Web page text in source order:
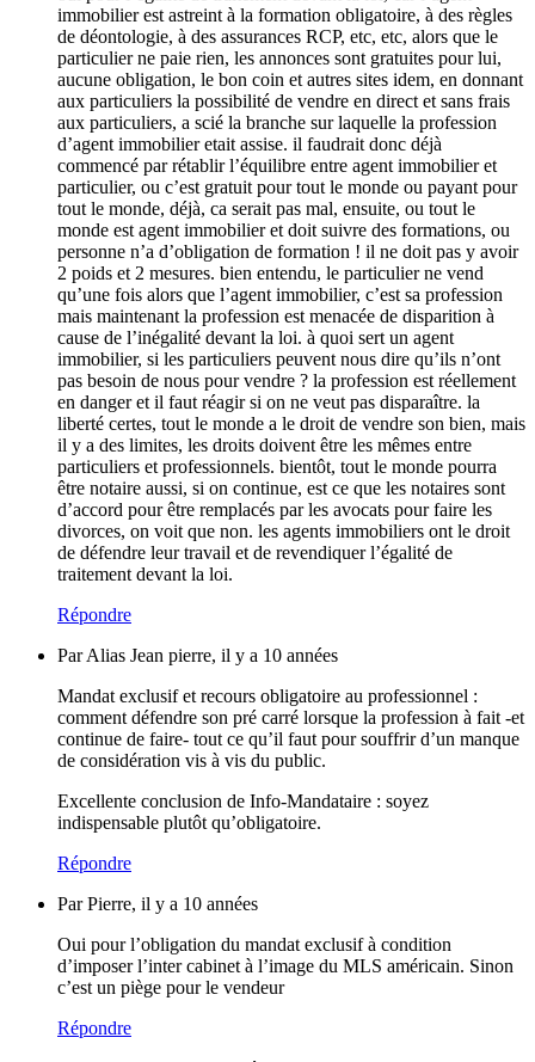
immobilier est astreint à la formation obligatoire, à des règles
de déontologie, à des assurances RCP, etc, etc, alors que le
particulier ne paie rien, les annonces sont gratuites pour lui,
aucune obligation, le bon coin et autres sites idem, en donnant
aux particuliers la possibilité de vendre en direct et sans frais
aux particuliers, a scié la branche sur laquelle la profession
d’agent immobilier etait assise. il faudrait donc déjà
commencé par rétablir l’équilibre entre agent immobilier et
particulier, ou c’est gratuit pour tout le monde ou payant pour
tout le monde, déjà, ca serait pas mal, ensuite, ou tout le
monde est agent immobilier et doit suivre des formations, ou
personne n’a d’obligation de formation ! il ne doit pas y avoir
2 poids et 2 mesures. bien entendu, le particulier ne vend
qu’une fois alors que l’agent immobilier, c’est sa profession
mais maintenant la profession est menacée de disparition à
cause de l’inégalité devant la loi. à quoi sert un agent
immobilier, si les particuliers peuvent nous dire qu’ils n’ont
pas besoin de nous pour vendre ? la profession est réellement
en danger et il faut réagir si on ne veut pas disparaître. la
liberté certes, tout le monde a le droit de vendre son bien, mais
il y a des limites, les droits doivent être les mêmes entre
particuliers et professionnels. bientôt, tout le monde pourra
être notaire aussi, si on continue, est ce que les notaires sont
d’accord pour être remplacés par les avocats pour faire les
divorces, on voit que non. les agents immobiliers ont le droit
de défendre leur travail et de revendiquer l’égalité de
traitement devant la loi.
Répondre
Par Alias Jean pierre, il y a 10 années
Mandat exclusif et recours obligatoire au professionnel :
comment défendre son pré carré lorsque la profession à fait -et
continue de faire- tout ce qu’il faut pour souffrir d’un manque
de considération vis à vis du public.
Excellente conclusion de Info-Mandataire : soyez
indispensable plutôt qu’obligatoire.
Répondre
Par Pierre, il y a 10 années
Oui pour l’obligation du mandat exclusif à condition
d’imposer l’inter cabinet à l’image du MLS américain. Sinon
c’est un piège pour le vendeur
Répondre